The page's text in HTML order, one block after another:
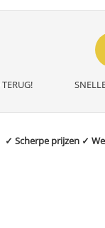
✓ Scherpe prijzen ✓